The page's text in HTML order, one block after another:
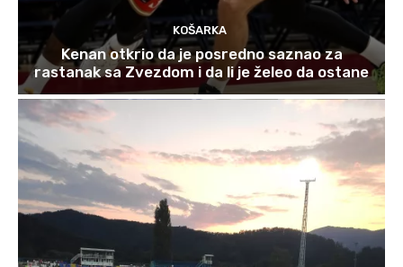
KOŠARKA
Kenan otkrio da je posredno saznao za
rastanak sa Zvezdom i da li je želeo da ostane